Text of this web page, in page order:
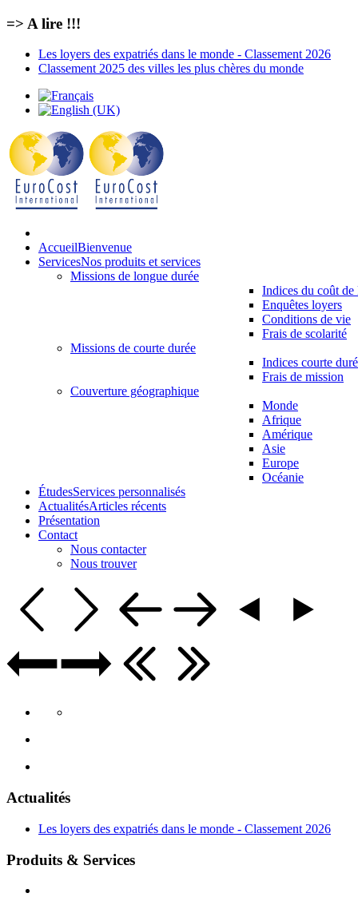
=> A lire !!!
Les loyers des expatriés dans le monde - Classement 2026
Classement 2025 des villes les plus chères du monde
AccueilBienvenue
ServicesNos produits et services
Missions de longue durée
Indices du coût de
Enquêtes loyers
Conditions de vie
Frais de scolarité
Missions de courte durée
Indices courte
Frais de mission
Couverture géographique
Monde
Afrique
Amérique
Asie
Europe
Océanie
ÉtudesServices personnalisés
ActualitésArticles récents
Présentation
Contact
Nous contacter
Nous trouver
Actualités
Les loyers des expatriés dans le monde - Classement 2026
Produits & Services